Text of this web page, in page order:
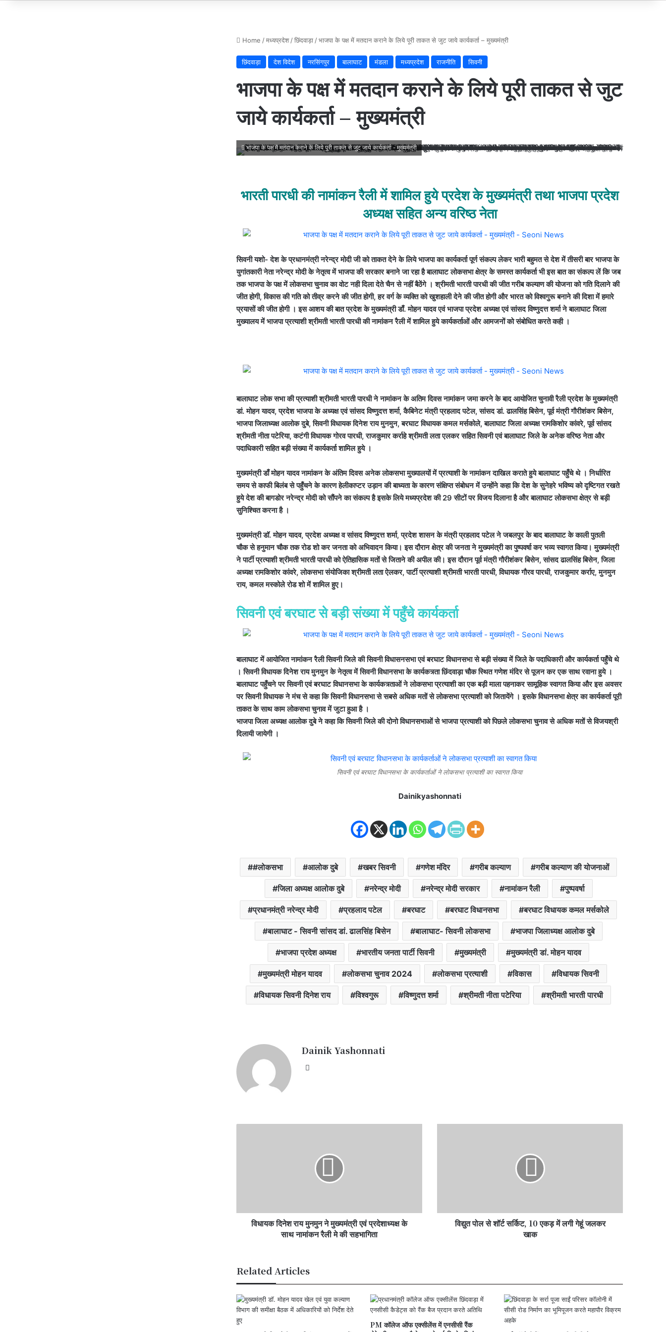
Home /मध्यप्रदेश /छिंदवाड़ा /भाजपा के पक्ष में मतदान कराने के लिये पूरी ताकत से जुट जाये कार्यकर्ता – मुख्यमंत्री
छिंदवाड़ा देश विदेश नरसिंगपुर बालाघाट मंडला मध्यप्रदेश राजनीति सिवनी
भाजपा के पक्ष में मतदान कराने के लिये पूरी ताकत से जुट
जाये कार्यकर्ता – मुख्यमंत्री
भाजपा के पक्ष में मतदान कराने के लिये पूरी ताकत से जुट जाये कार्यकर्ता - मुख्यमंत्री
भारती पारधी की नामांकन रैली में शामिल हुये प्रदेश के मुख्यमंत्री तथा भाजपा प्रदेश
अध्यक्ष सहित अन्य वरिष्ठ नेता
सिवनी यशो- देश के प्रधानमंत्री नरेन्द्र मोदी जी को ताकत देने के लिये भाजपा का कार्यकर्ता पूर्ण संकल्प लेकर भारी बहुमत से देश में तीसरी बार भाजपा के
युगांतकारी नेता नरेन्द्र मोदी के नेतृत्व में भाजपा की सरकार बनाने जा रहा है बालाघाट लोकसभा क्षेत्र के समस्त कार्यकर्ता भी इस बात का संकल्प लें कि जब
तक भाजपा के पक्ष में लोकसभा चुनाव का वोट नही दिला देते चैन से नहीं बैठेंगे । श्रीमती भारती पारधी की जीत गरीब कल्याण की योजना को गति दिलाने की
जीत होगी, विकास की गति को तीव्र करने की जीत होगी, हर वर्ग के व्यक्ति को खुशहाली देने की जीत होगी और भारत को विश्वगुरू बनाने की दिशा में हमारे
प्रयासों की जीत होगी । इस आशय की बात प्रदेश के मुख्यमंत्री डाँ. मोहन यादव एवं भाजपा प्रदेश अध्यक्ष एवं सांसद विष्णुदत्त शर्मा ने बालाघाट जिला
मुख्यालय में भाजपा प्रत्याशी श्रीमती भारती पारधी की नामांकन रैली में शामिल हुये कार्यकर्ताओं और आमजनों को संबोधित करते कही ।
बालाघाट लोक सभा की प्रत्याशी श्रीमती भारती पारधी ने नामांकन के अतिम दिवस नामांकन जमा करने के बाद आयोजित चुनावी रैली प्रदेश के मुख्यमंत्री
डां. मोहन यादव, प्रदेश भाजपा के अध्यक्ष एवं सांसद विष्णुदत्त शर्मा, कैबिनेट मंत्री प्रहलाद पटेल, सांसद डां. ढालसिंह बिसेन, पूर्व मंत्री गौरीशंकर बिसेन,
भाजपा जिलाध्यक्ष आलोक दुबे, सिवनी विधायक दिनेश राय मुनमुन, बरघाट विधायक कमल मर्सकोले, बालाघाट जिला अध्यक्ष रामकिशोर कांवरे, पूर्व सांसद
श्रीमती नीता पटेरिया, कटंगी विधायक गोरव पारधी, राजकुमार कर्राहे श्रीमती लता एलकर सहित सिवनी एवं बालाघाट जिले के अनेक वरिष्ठ नेता और
पदाधिकारी सहित बड़ी संख्या में कार्यकर्ता शामिल हुये ।
मुख्यमंत्री डाँ मोहन यादव नामांकन के अंतिम दिवस अनेक लोकसभा मुख्यालयों में प्रत्याशी के नामांकन दाखिल कराते हुये बालाघाट पहुँचे थे । निर्धारित
समय से काफी बिलंब से पहुँचने के कारण हेलीकाप्टर उड़ान की बाध्यता के कारण संक्षिप्त संबोधन में उन्होंने कहा कि देश के सुनेहरे भविष्य को दृष्टिगत रखते
हुये देश की बागडोर नरेन्द्र मोदी को सौंपने का संकल्प है इसके लिये मध्यप्रदेश की 29 सीटों पर विजय दिलाना है और बालाघाट लोकसभा क्षेत्र से बड़ी
सुनिश्चित करना है ।
मुख्यमंत्री डॉ. मोहन यादव, प्रदेश अध्यक्ष व सांसद विष्णुदत्त शर्मा, प्रदेश शासन के मंत्री प्रहलाद पटेल ने जबलपुर के बाद बालाघाट के काली पुतली
चौक से हनुमान चौक तक रोड शो कर जनता को अभिवादन किया। इस दौरान क्षेत्र की जनता ने मुख्यमंत्री का पुष्पवर्षा कर भव्य स्वागत किया। मुख्यमंत्री
ने पार्टी प्रत्याशी श्रीमती भारती पारधी को ऐतिहासिक मतों से जिताने की अपील की। इस दौरान पूर्व मंत्री गौरीशंकर बिसेन, सांसद ढालसिंह बिसेन, जिला
अध्यक्ष रामकिशोर कांवरे, लोकसभा संयोजिका श्रीमती लता ऐलकर, पार्टी प्रत्याशी श्रीमती भारती पारधी, विधायक गौरव पारधी, राजकुमार कर्राए, मुनमुन
राय, कमल मस्कोले रोड शो में शामिल हुए।
सिवनी एवं बरघाट से बड़ी संख्या में पहुँचे कार्यकर्ता
बालाघाट में आयोजित नामांकन रैली सिवनी जिले की सिवनी विधासनसभा एवं बरघाट विधानसभा से बड़ी संख्या में जिले के पदाधिकारी और कार्यकर्ता पहुँचे थे
। सिवनी विधायक दिनेश राय मुनमुन के नेतृत्व में सिवनी विधानसभा के कार्यकत्र्ता छिंदवाड़ा चौक स्थित गणेश मंदिर से पूजन कर एक साथ रवाना हुये ।
बालाघाट पहुँचने पर सिवनी एवं बरघाट विधानसभा के कार्यकत्र्ताओं ने लोकसभा प्रत्याशी का एक बड़ी माला पहनाकर सामूहिक स्वागत किया और इस अवसर
पर सिवनी विधायक ने मंच से कहा कि सिवनी विधानसभा से सबसे अधिक मतों से लोकसभा प्रत्याशी को जितायेंगे । इसके विधानसभा क्षेत्र का कार्यकर्ता पूरी
ताकत के साथ काम लोकसभा चुनाव में जुटा हुआ है ।
भाजपा जिला अध्यक्ष आलोक दुबे ने कहा कि सिवनी जिले की दोनो विधानसभाओं से भाजपा प्रत्याशी को पिछले लोकसभा चुनाव से अधिक मतों से विजयश्री
दिलायी जायेगी ।
सिवनी एवं बरघाट विधानसभा के कार्यकर्ताओं ने लोकसभा प्रत्याशी का स्वागत किया
Dainikyashonnati
#लोकसभा आलोक दुबे खबर सिवनी गणेश मंदिर गरीब कल्याण गरीब कल्याण की योजनाओं
जिला अध्यक्ष आलोक दुबे नरेन्द्र मोदी नरेन्द्र मोदी सरकार नामांकन रैली पुष्पवर्षा
प्रधानमंत्री नरेन्द्र मोदी प्रहलाद पटेल बरघाट बरघाट विधानसभा बरघाट विधायक कमल मर्सकोले
बालाघाट - सिवनी सांसद डां. ढालसिंह बिसेन बालाघाट- सिवनी लोकसभा भाजपा जिलाध्यक्ष आलोक दुबे
भाजपा प्रदेश अध्यक्ष भारतीय जनता पार्टी सिवनी मुख्यमंत्री मुख्यमंत्री डां. मोहन यादव
मुख्यमंत्री मोहन यादव लोकसभा चुनाव 2024 लोकसभा प्रत्याशी विकास विधायक सिवनी
विधायक सिवनी दिनेश राय विश्वगुरू विष्णुदत्त शर्मा श्रीमती नीता पटेरिया श्रीमती भारती पारधी
Dainik Yashonnati
के
सहभागिता
विधायक दिनेश राय मुनमुन ने मुख्यमंत्री एवं प्रदेशाध्यक्ष के
साथ नामांकन रैली मे की सहभागिता
लगी
विद्युत पोल से शॉर्ट सर्किट, 10 एकड़ में लगी गेहूं जलकर
खाक
Related Articles
PM कॉलेज ऑफ एक्सीलेंस में एनसीसी रैंक